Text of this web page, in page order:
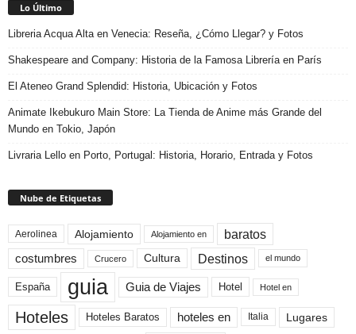
Lo Último
Libreria Acqua Alta en Venecia: Reseña, ¿Cómo Llegar? y Fotos
Shakespeare and Company: Historia de la Famosa Librería en París
El Ateneo Grand Splendid: Historia, Ubicación y Fotos
Animate Ikebukuro Main Store: La Tienda de Anime más Grande del
Mundo en Tokio, Japón
Livraria Lello en Porto, Portugal: Historia, Horario, Entrada y Fotos
Nube de Etiquetas
Aerolinea Alojamiento Alojamiento en baratos
costumbres Crucero Cultura Destinos el mundo
España guia Guia de Viajes Hotel Hotel en
Hoteles Hoteles Baratos hoteles en Italia Lugares